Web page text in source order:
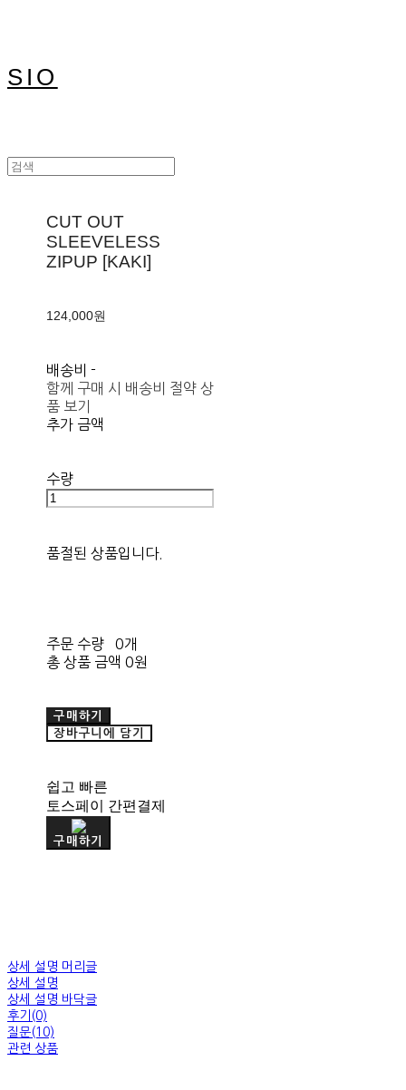
SIO
CUT OUT
SLEEVELESS
ZIPUP [KAKI]
124,000원
배송비-
함께 구매 시 배송비 절약 상
품 보기
추가 금액
수량
품절된 상품입니다.
주문 수량
0개
총 상품 금액 0원
구매하기
장바구니에 담기
쉽고 빠른
토스페이 간편결제
구매하기
상세 설명 머리글
상세 설명
상세 설명 바닥글
후기(0)
질문(10)
관련 상품